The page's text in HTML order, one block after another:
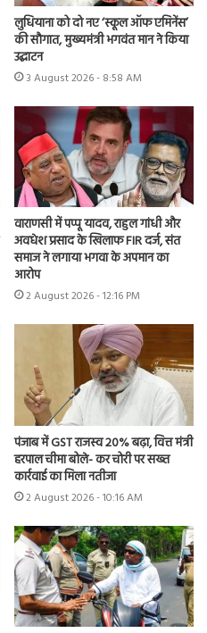
लुधियाना को दो नए ‘स्कूल ऑफ एमिनेंस’
की सौगात, मुख्यमंत्री भगवंत मान ने किया
उद्घाटन
3 August 2026 - 8:58 AM
वाराणसी में पप्पू यादव, राहुल गांधी और
अवधेश प्रसाद के खिलाफ FIR दर्ज, संत
समाज ने लगाया भगवा के अपमान का
आरोप
2 August 2026 - 12:16 PM
पंजाब में GST राजस्व 20% बढ़ा, वित्त मंत्री
हरपाल चीमा बोले- कर चोरी पर सख्त
कार्रवाई का मिला नतीजा
2 August 2026 - 10:16 AM